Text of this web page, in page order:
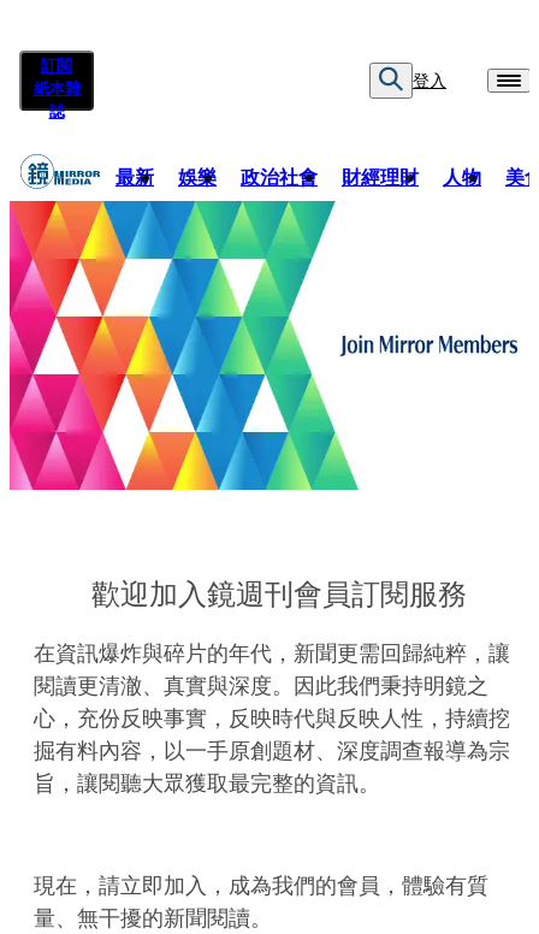
訂閱
紙本雜
誌
登入
最新 娛樂 政治社會 財經理財 人物 美
歡迎加入鏡週刊會員訂閱服務
在資訊爆炸與碎片的年代，新聞更需回歸純粹，讓
閱讀更清澈、真實與深度。因此我們秉持明鏡之
心，充份反映事實，反映時代與反映人性，持續挖
掘有料內容，以一手原創題材、深度調查報導為宗
旨，讓閱聽大眾獲取最完整的資訊。
現在，請立即加入，成為我們的會員，體驗有質
量、無干擾的新聞閱讀。